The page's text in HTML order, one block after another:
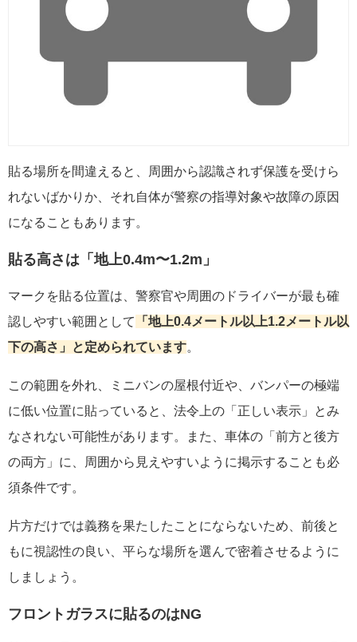
貼る場所を間違えると、周囲から認識されず保護を受けら
れないばかりか、それ自体が警察の指導対象や故障の原因
になることもあります。
貼る高さは「地上0.4m〜1.2m」
マークを貼る位置は、警察官や周囲のドライバーが最も確
認しやすい範囲として
「地上0.4メートル以上1.2メートル以
下の高さ」と定められています。
この範囲を外れ、ミニバンの屋根付近や、バンパーの極端
に低い位置に貼っていると、法令上の「正しい表示」とみ
なされない可能性があります。また、車体の「前方と後方
の両方」に、周囲から見えやすいように掲示することも必
須条件です。
片方だけでは義務を果たしたことにならないため、前後と
もに視認性の良い、平らな場所を選んで密着させるように
しましょう。
フロントガラスに貼るのはNG